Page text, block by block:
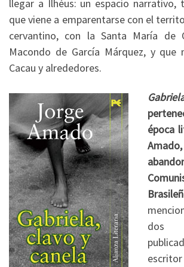
llegar a Ilhéus: un espacio narrativo,
que viene a emparentarse con el
cervantino, con la Santa María
Macondo de García Márquez, y
Cacau y alrededores.
época
dos